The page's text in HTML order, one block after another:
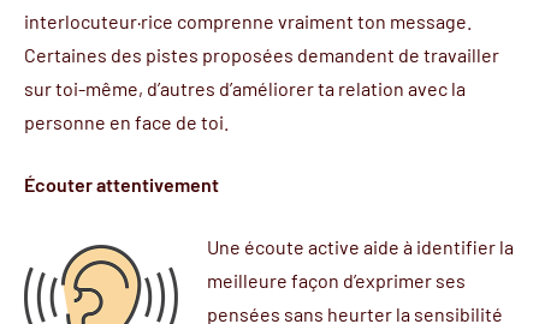
interlocuteur·rice comprenne vraiment ton message.
Certaines des pistes proposées demandent de travailler
sur toi-même, d’autres d’améliorer ta relation avec la
personne en face de toi.
Écouter attentivement
Une écoute active aide à identifier la
meilleure façon d’exprimer ses
pensées sans heurter la sensibilité